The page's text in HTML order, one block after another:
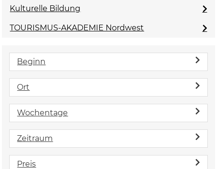
Kulturelle Bildung
TOURISMUS-AKADEMIE Nordwest
Beginn
Ort
Wochentage
Zeitraum
Preis